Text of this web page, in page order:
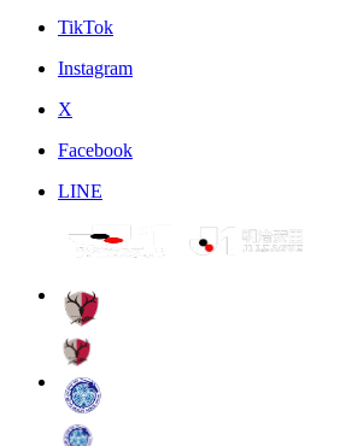
TikTok
Instagram
X
Facebook
LINE